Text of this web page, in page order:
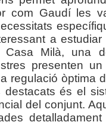
com Gaudí les
a
Casa Milà, una
presenten
regulació òptima
destacats és el
del conjunt.